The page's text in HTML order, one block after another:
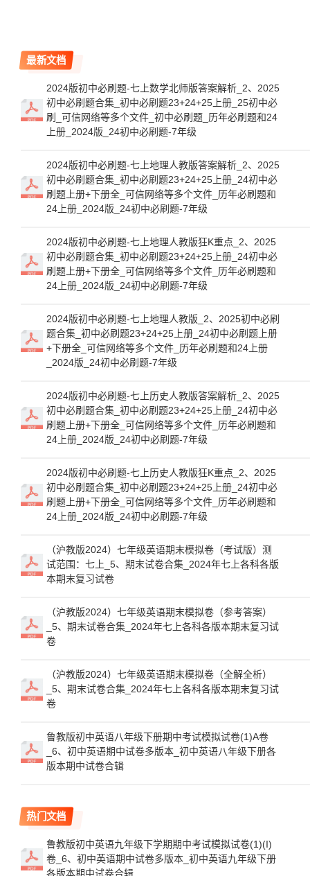
最新文档
2024版初中必刷题-七上数学北师版答案解析_2、2025
初中必刷题合集_初中必刷题23+24+25上册_25初中必
刷_可信网络等多个文件_初中必刷题_历年必刷题和24
上册_2024版_24初中必刷题-7年级
2024版初中必刷题-七上地理人教版答案解析_2、2025
初中必刷题合集_初中必刷题23+24+25上册_24初中必
刷题上册+下册全_可信网络等多个文件_历年必刷题和
24上册_2024版_24初中必刷题-7年级
2024版初中必刷题-七上地理人教版狂K重点_2、2025
初中必刷题合集_初中必刷题23+24+25上册_24初中必
刷题上册+下册全_可信网络等多个文件_历年必刷题和
24上册_2024版_24初中必刷题-7年级
2024版初中必刷题-七上地理人教版_2、2025初中必刷
题合集_初中必刷题23+24+25上册_24初中必刷题上册
+下册全_可信网络等多个文件_历年必刷题和24上册
_2024版_24初中必刷题-7年级
2024版初中必刷题-七上历史人教版答案解析_2、2025
初中必刷题合集_初中必刷题23+24+25上册_24初中必
刷题上册+下册全_可信网络等多个文件_历年必刷题和
24上册_2024版_24初中必刷题-7年级
2024版初中必刷题-七上历史人教版狂K重点_2、2025
初中必刷题合集_初中必刷题23+24+25上册_24初中必
刷题上册+下册全_可信网络等多个文件_历年必刷题和
24上册_2024版_24初中必刷题-7年级
（沪教版2024）七年级英语期末模拟卷（考试版）测
试范围：七上_5、期末试卷合集_2024年七上各科各版
本期末复习试卷
（沪教版2024）七年级英语期末模拟卷（参考答案）
_5、期末试卷合集_2024年七上各科各版本期末复习试
卷
（沪教版2024）七年级英语期末模拟卷（全解全析）
_5、期末试卷合集_2024年七上各科各版本期末复习试
卷
鲁教版初中英语八年级下册期中考试模拟试卷(1)A卷
_6、初中英语期中试卷多版本_初中英语八年级下册各
版本期中试卷合辑
热门文档
鲁教版初中英语九年级下学期期中考试模拟试卷(1)(I)
卷_6、初中英语期中试卷多版本_初中英语九年级下册
各版本期中试卷合辑